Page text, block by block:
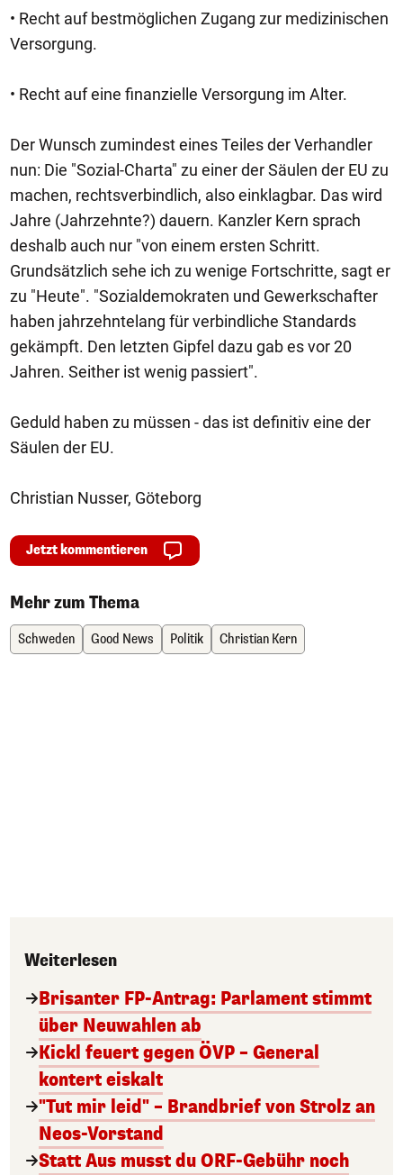
• Recht auf bestmöglichen Zugang zur medizinischen
Versorgung.
• Recht auf eine finanzielle Versorgung im Alter.
Der Wunsch zumindest eines Teiles der Verhandler
nun: Die "Sozial-Charta" zu einer der Säulen der EU zu
machen, rechtsverbindlich, also einklagbar. Das wird
Jahre (Jahrzehnte?) dauern. Kanzler Kern sprach
deshalb auch nur "von einem ersten Schritt.
Grundsätzlich sehe ich zu wenige Fortschritte, sagt er
zu "Heute". "Sozialdemokraten und Gewerkschafter
haben jahrzehntelang für verbindliche Standards
gekämpft. Den letzten Gipfel dazu gab es vor 20
Jahren. Seither ist wenig passiert".
Geduld haben zu müssen - das ist definitiv eine der
Säulen der EU.
Christian Nusser, Göteborg
Jetzt kommentieren
Mehr zum Thema
Schweden Good News Politik Christian Kern
Weiterlesen
Brisanter FP-Antrag: Parlament stimmt
über Neuwahlen ab
Kickl feuert gegen ÖVP – General
kontert eiskalt
"Tut mir leid" – Brandbrief von Strolz an
Neos-Vorstand
Statt Aus musst du ORF-Gebühr noch